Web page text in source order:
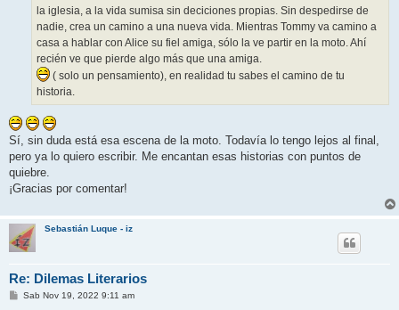
la iglesia, a la vida sumisa sin deciciones propias. Sin despedirse de
nadie, crea un camino a una nueva vida. Mientras Tommy va camino a
casa a hablar con Alice su fiel amiga, sólo la ve partir en la moto. Ahí
recién ve que pierde algo más que una amiga.
( solo un pensamiento), en realidad tu sabes el camino de tu
historia.
Sí, sin duda está esa escena de la moto. Todavía lo tengo lejos al final,
pero ya lo quiero escribir. Me encantan esas historias con puntos de
quiebre.
¡Gracias por comentar!
Sebastián Luque - iz
Re: Dilemas Literarios
MSab Nov 19, 2022 9:11 am